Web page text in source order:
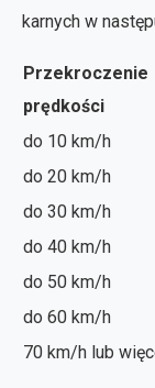
karnych w
Przekroczenie
prędkości
do 10 km/h
do 20 km/h
do 30 km/h
do 40 km/h
do 50 km/h
do 60 km/h
70 km/h lub